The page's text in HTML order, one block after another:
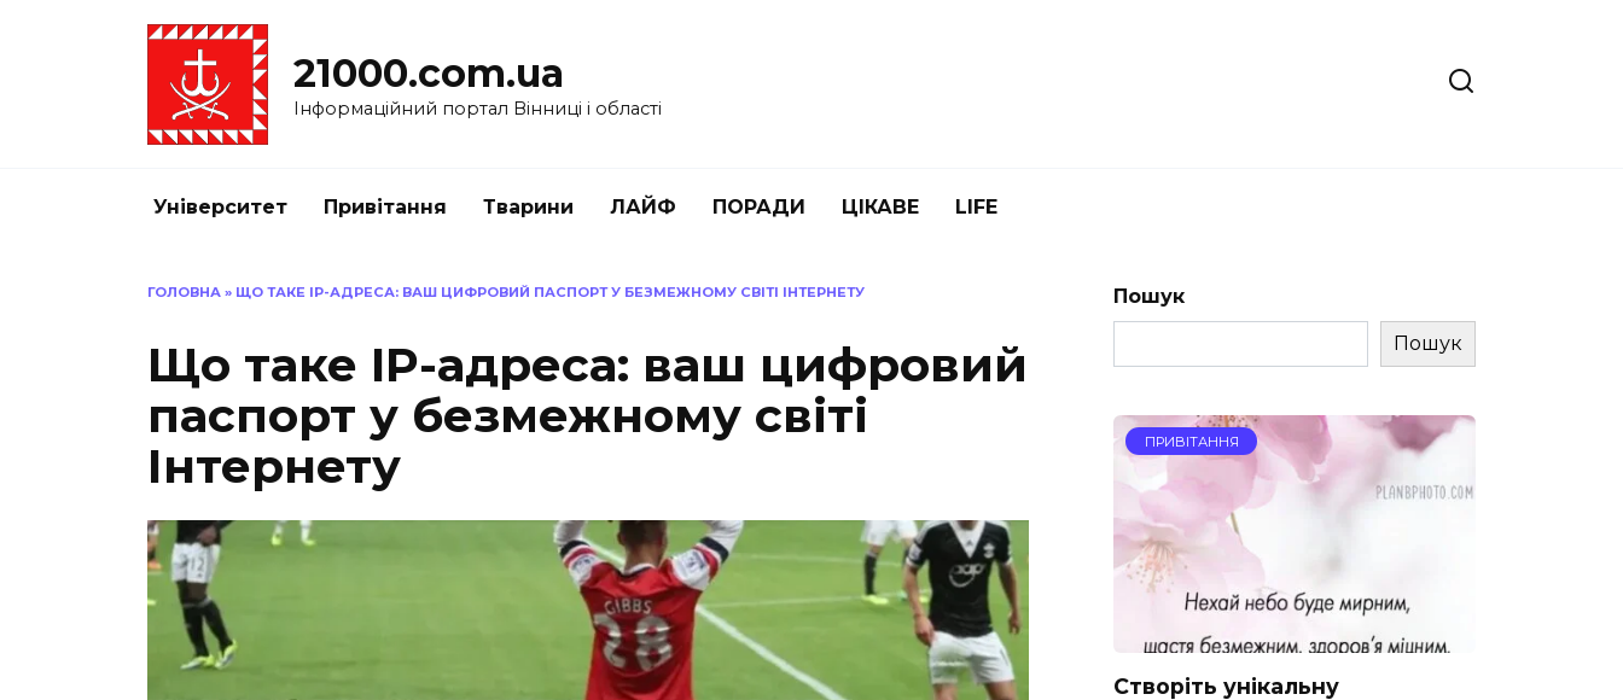
21000.com.ua
Інформаційний портал Вінниці і області
Університет Привітання Тварини ЛАЙФ ПОРАДИ ЦІКАВЕ LIFE
ГОЛОВНА » ЩО ТАКЕ IP-АДРЕСА: ВАШ ЦИФРОВИЙ ПАСПОРТ У БЕЗМЕЖНОМУ СВІТІ ІНТЕРНЕТУ
Що таке IP-адреса: ваш цифровий
паспорт у безмежному світі
Інтернету
Пошук
Пошук
ПРИВІТАННЯ
Створіть унікальну